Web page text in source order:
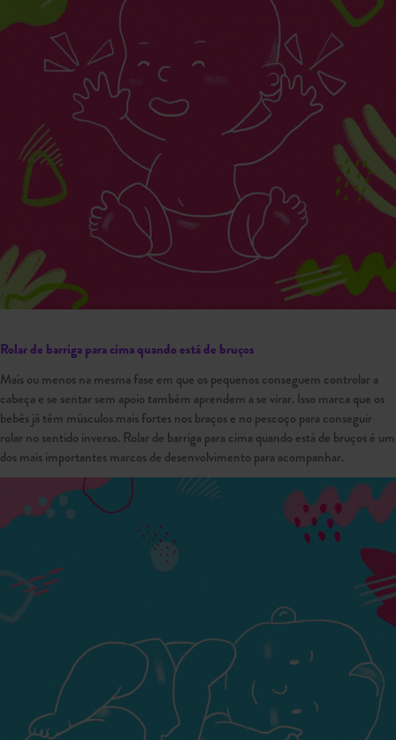
Rolar de barriga para cima quando está de bruços
Mais ou menos na mesma fase em que os pequenos conseguem controlar a
cabeça e se sentar sem apoio também aprendem a se virar. Isso marca que os
bebês já têm músculos mais fortes nos braços e no pescoço para conseguir
rolar no sentido inverso. Rolar de barriga para cima quando está de bruços é um
dos mais importantes marcos de desenvolvimento para acompanhar.